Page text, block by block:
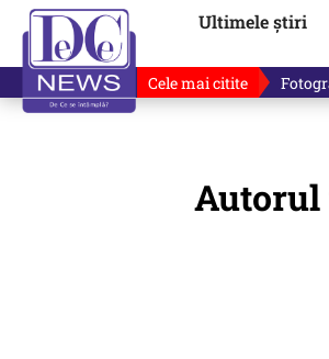
Ultimele știri
Cele mai citite De ce
Autorul